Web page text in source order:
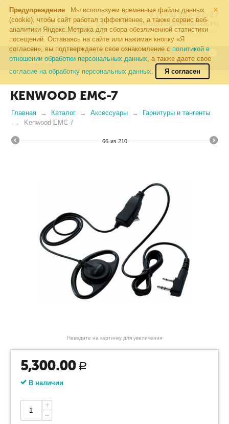
×
Предупреждение
Мы используем временные файлы данных
(cookie), чтобы сайт работал эффективнее, а также сервис веб-
аналитики Яндекс.Метрика для сбора обезличенной статистики
посещений. Оставаясь на сайте или нажимая кнопку «Я
согласен», вы подтверждаете свое ознакомление с политикой в
отношении обработки персональных данных, а также даете свое
согласие на обработку персональных данных.
Я согласен
8 (495) 502-57-27
info@radiodigital.ru
Контакты Перезвонить
КАТАЛОГ
ТОВАРОВ
KENWOOD EMC-7
Главная Каталог Аксессуары
Гарнитуры и тангенты
Kenwood EMC-7
66 из 210
Наведите на картинку для увеличения
5,300.00 Р
В наличии
+
−